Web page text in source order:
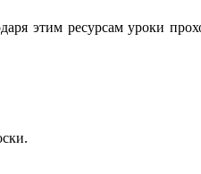
этим ресурсам уроки